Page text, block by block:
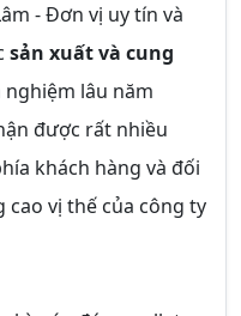
- Đơn vị uy tín và
sản xuất và cung
nghiệm lâu năm
được rất nhiều
khách hàng và đối
vị thế của công ty